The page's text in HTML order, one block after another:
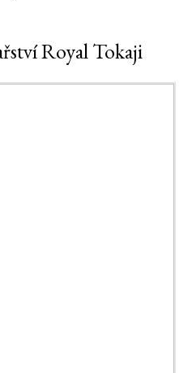
Royal Tokaji